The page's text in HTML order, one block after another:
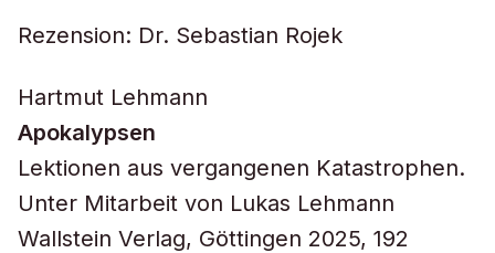
Rezension: Dr. Sebastian Rojek
Hartmut Lehmann
Apokalypsen
Lektionen aus vergangenen Katastrophen.
Unter Mitarbeit von Lukas Lehmann
Wallstein Verlag, Göttingen 2025, 192